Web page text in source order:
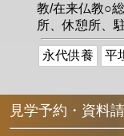
教/在来仏教○
所、休憩所、
永代供養 平
見学予約・資料